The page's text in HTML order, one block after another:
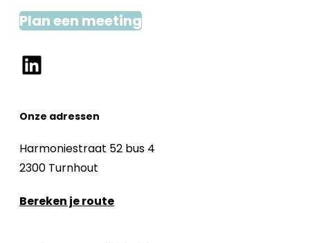
Plan een meeting
Onze adressen
Harmoniestraat 52 bus 4
2300 Turnhout
Bereken je route